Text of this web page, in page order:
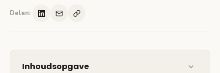
Delen:
Inhoudsopgave